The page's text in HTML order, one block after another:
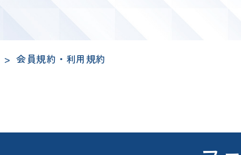
会員規約・利用規約